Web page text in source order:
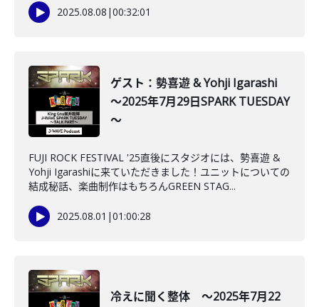
2025.08.08 |00:32:01
ゲスト：勢喜遊 & Yohji Igarashi
～2025年7月29日SPARK TUESDAY
～
FUJI ROCK FESTIVAL '25直後にスタジオには、勢喜遊 &
Yohji Igarashiに来ていただきました！ユニットについての
結成秘話、楽曲制作はもちろんGREEN STAG...
2025.08.01 |01:00:28
冷えに聞く整体 ～2025年7月22